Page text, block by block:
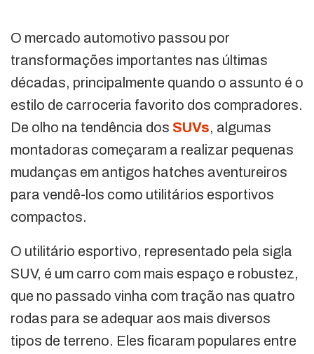
O mercado automotivo passou por
transformações importantes nas últimas
décadas, principalmente quando o assunto é o
estilo de carroceria favorito dos compradores.
De olho na tendência dos SUVs, algumas
montadoras começaram a realizar pequenas
mudanças em antigos hatches aventureiros
para vendê-los como utilitários esportivos
compactos.
O utilitário esportivo, representado pela sigla
SUV, é um carro com mais espaço e robustez,
que no passado vinha com tração nas quatro
rodas para se adequar aos mais diversos
tipos de terreno. Eles ficaram populares entre